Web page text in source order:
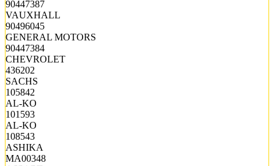
90447387
VAUXHALL
90496045
GENERAL MOTORS
90447384
CHEVROLET
436202
SACHS
105842
AL-KO
101593
AL-KO
108543
ASHIKA
MA00348